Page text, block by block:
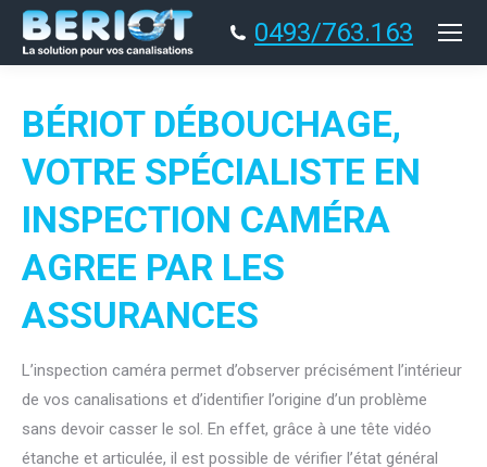
0493/763.163
BÉRIOT DÉBOUCHAGE,
VOTRE SPÉCIALISTE EN
INSPECTION CAMÉRA
AGREE PAR LES
ASSURANCES
L’inspection caméra permet d’observer précisément l’intérieur
de vos canalisations et d’identifier l’origine d’un problème
sans devoir casser le sol. En effet, grâce à une tête vidéo
étanche et articulée, il est possible de vérifier l’état général